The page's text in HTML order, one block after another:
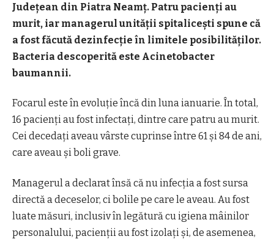
Județean din Piatra Neamț. Patru pacienți au
murit, iar managerul unității spitalicești spune că
a fost făcută dezinfecție în limitele posibilităților.
Bacteria descoperită este Acinetobacter
baumannii.
Focarul este în evoluție încă din luna ianuarie. În total,
16 pacienți au fost infectați, dintre care patru au murit.
Cei decedați aveau vârste cuprinse între 61 și 84 de ani,
care aveau și boli grave.
Managerul a declarat însă că nu infecția a fost sursa
directă a deceselor, ci bolile pe care le aveau. Au fost
luate măsuri, inclusiv în legătură cu igiena mâinilor
personalului, pacienții au fost izolați și, de asemenea,